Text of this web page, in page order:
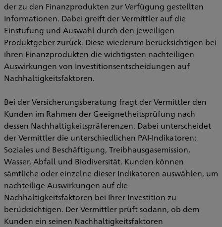
der zu den Finanzprodukten zur Verfügung gestellten
Informationen. Dabei greift der Vermittler auf die
Einstufung und Auswahl durch den jeweiligen
Produktgeber zurück. Diese wiederum berücksichtigen bei
ihren Finanzprodukten die wichtigsten nachteiligen
Auswirkungen von Investitionsentscheidungen auf
Nachhaltigkeitsfaktoren.
Bei der Versicherungsberatung fragt der Vermittler den
Kunden im Rahmen der Geeignetheitsprüfung nach
dessen Nachhaltigkeitspräferenzen. Dabei unterscheidet
der Vermittler die unterschiedlichen PAI-Indikatoren:
Soziales und Beschäftigung, Treibhausgasemission,
Wasser, Abfall und Biodiversität. Kunden können
sämtliche oder einzelne dieser Indikatoren auswählen, um
nachteilige Auswirkungen auf die
Nachhaltigkeitsfaktoren bei Ihrer Investition zu
berücksichtigen. Der Vermittler prüft sodann, ob dem
Kunden ein seinen Nachhaltigkeitsfaktoren